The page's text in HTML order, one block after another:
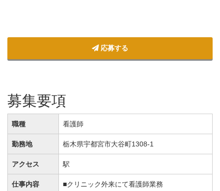
応募する
募集要項
職種 看護師
勤務地 栃木県宇都宮市大谷町1308-1
アクセス 駅
仕事内容
■クリニック外来にて看護師業務